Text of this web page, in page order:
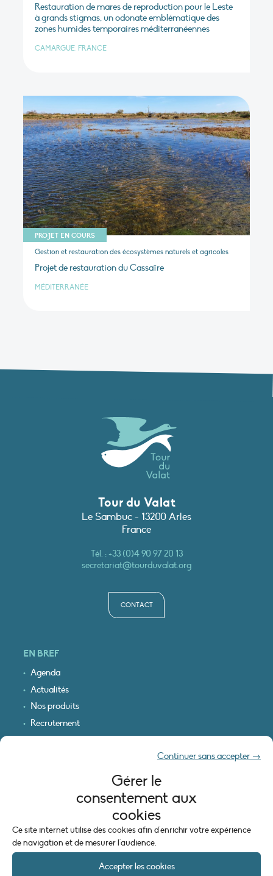
Gérer le
consentement aux
cookies
Ce site internet utilise des cookies afin d'enrichir votre expérience
de navigation et de mesurer l'audience.
Accepter les cookies
Continuer sans accepter →
Restauration de mares de reproduction pour le Leste
à grands stigmas, un odonate emblématique des
zones humides temporaires méditerranéennes
CAMARGUE, FRANCE
PROJET EN COURS
Gestion et restauration des écosystèmes naturels et agricoles
Projet de restauration du Cassaïre
MÉDITERRANÉE
Tour du Valat
Le Sambuc - 13200 Arles
France
Tél. : +33 (0)4 90 97 20 13
secretariat@tourduvalat.org
CONTACT
EN BREF
Agenda
Actualités
Nos produits
Recrutement
INFORMATIONS LÉGALES
Mentions légales
Politique de cookies (UE)